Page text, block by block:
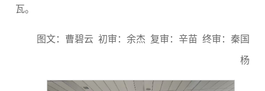
瓦。
图文：曹碧云 初审：余杰 复审：辛苗 终审：秦国
杨